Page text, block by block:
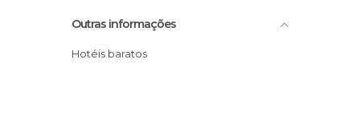
Outras informações
Hotéis baratos